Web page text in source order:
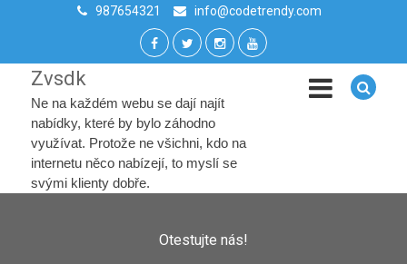
987654321 info@codetrendy.com
Zvsdk
Ne na každém webu se dají najít
nabídky, které by bylo záhodno
využívat. Protože ne všichni, kdo na
internetu něco nabízejí, to myslí se
svými klienty dobře.
Otestujte nás!